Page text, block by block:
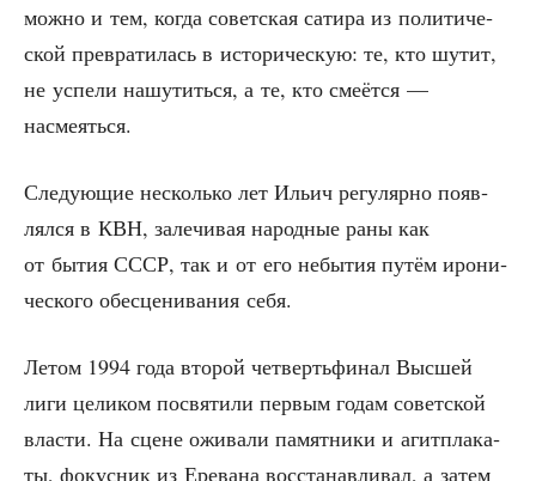
мож­но и тем, когда совет­ская сати­ра из поли­ти­че­
ской пре­вра­ти­лась в исто­ри­че­скую: те, кто шутит,
не успе­ли нашу­тить­ся, а те, кто сме­ёт­ся —
насмеяться.
Сле­ду­ю­щие несколь­ко лет Ильич регу­ляр­но появ­
лял­ся в КВН, зале­чи­вая народ­ные раны как
от бытия СССР, так и от его небы­тия путём иро­ни­
че­ско­го обес­це­ни­ва­ния себя.
Летом 1994 года вто­рой чет­верть­фи­нал Выс­шей
лиги цели­ком посвя­ти­ли пер­вым годам совет­ской
вла­сти. На сцене ожи­ва­ли памят­ни­ки и агит­пла­ка­
ты, фокус­ник из Ере­ва­на вос­ста­нав­ли­вал, а затем